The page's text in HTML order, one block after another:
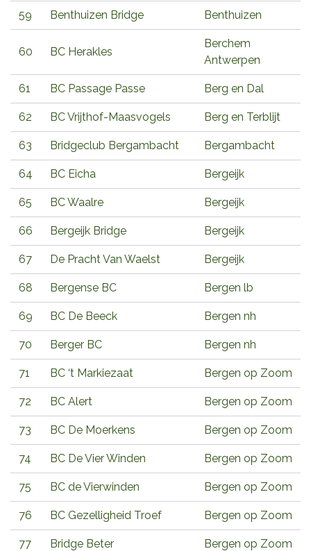
59 Benthuizen Bridge Benthuizen
60 BC Herakles
Berchem
Antwerpen
61 BC Passage Passe Berg en Dal
62 BC Vrijthof-Maasvogels Berg en Terblijt
63 Bridgeclub Bergambacht Bergambacht
64 BC Eicha Bergeijk
65 BC Waalre Bergeijk
66 Bergeijk Bridge Bergeijk
67 De Pracht Van Waelst Bergeijk
68 Bergense BC Bergen lb
69 BC De Beeck Bergen nh
70 Berger BC Bergen nh
71 BC ‘t Markiezaat Bergen op Zoom
72 BC Alert Bergen op Zoom
73 BC De Moerkens Bergen op Zoom
74 BC De Vier Winden Bergen op Zoom
75 BC de Vierwinden Bergen op Zoom
76 BC Gezelligheid Troef Bergen op Zoom
77 Bridge Beter Bergen op Zoom